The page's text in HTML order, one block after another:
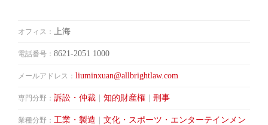
オフィス： 上海
電話番号： 8621-2051 1000
メールアドレス： liuminxuan@allbrightlaw.com
専門分野： 訴訟・仲裁 知的財産権 刑事
業種分野： 工業・製造
文化・スポーツ・エンターテインメン